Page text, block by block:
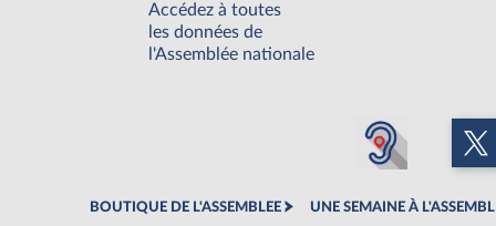
Accédez à toutes
les données de
l'Assemblée nationale
BOUTIQUE DE L'ASSEMBLEE UNE SEMAINE À